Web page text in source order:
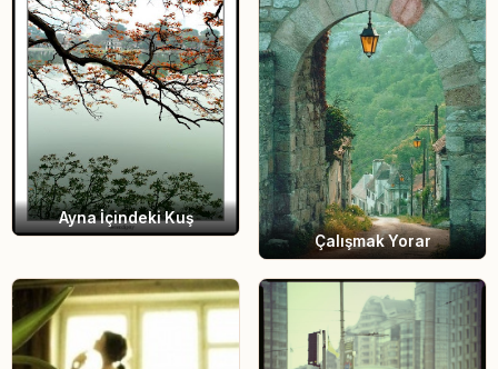
Ayna İçindeki Kuş
Çalışmak Yorar